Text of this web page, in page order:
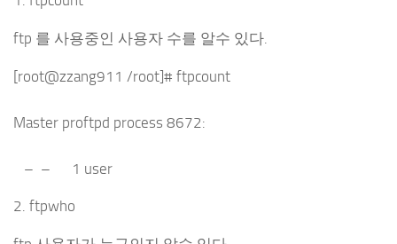
ftp 를 사용중인 사용자 수를 알수 있다.
[root@zzang911 /root]# ftpcount
Master proftpd process 8672:
– – 1 user
2. ftpwho